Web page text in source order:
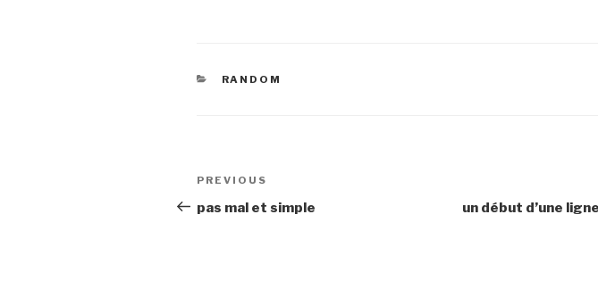
CATEGORIES
RANDOM
Navigation
de
Previous
Post
PREVIOUS
pas mal et simple un début d’une